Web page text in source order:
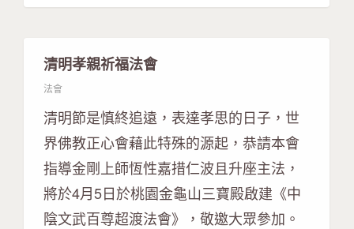
清明孝親祈福法會
法會
清明節是慎終追遠，表達孝思的日子，世
界佛教正心會藉此特殊的源起，恭請本會
指導金剛上師恆性嘉措仁波且升座主法，
將於4月5日於桃園金龜山三寶殿啟建《中
陰文武百尊超渡法會》，敬邀大眾參加。